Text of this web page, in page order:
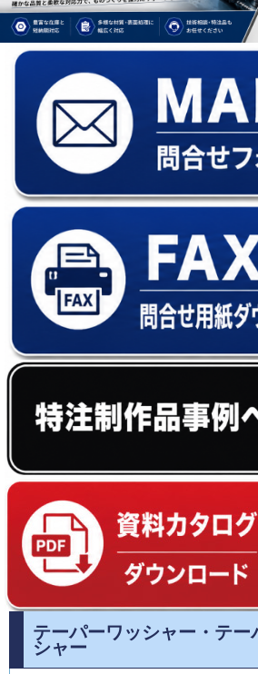
テーパーワッシャー・テー
シャー